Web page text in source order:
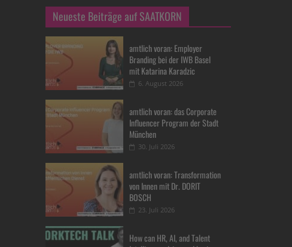
Neueste Beiträge auf SAATKORN
amtlich voran: Employer
Branding bei der IWB Basel
mit Katarina Karadzic
6. August 2026
amtlich voran: das Corporate
Influencer Program der Stadt
München
30. Juli 2026
amtlich voran: Transformation
von Innen mit Dr. DORIT
BOSCH
23. Juli 2026
How can HR, AI, and Talent